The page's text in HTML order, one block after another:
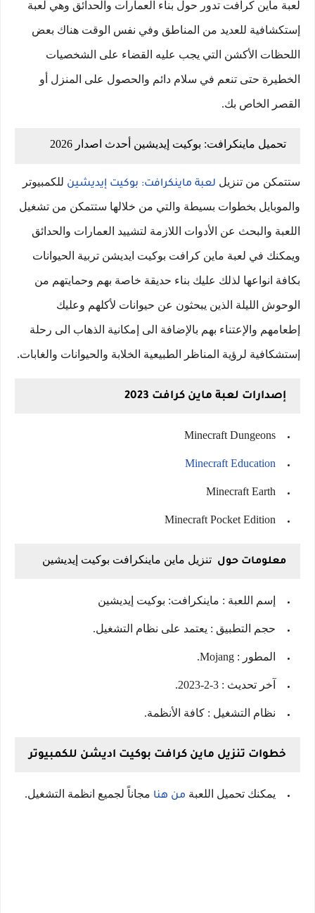
لعبة ماين كرافت تدور حول بناء العمارات والحدائق وهي لعبة
إستكشافية للعديد من المناطق وفي نفس الوقت هناك بعض
اللحظات الأكشن التي يجب عليه القضاء على الشخصيات
الخطيرة حتى تنعم في سلام دائم والحصول على المنزل أو
القصر الخاص بك.
تحميل ماينكرافت: بوكيت إيديشين أحدث اصدار 2026
ستتمكن من تنزيل لعبة ماينكرافت: بوكيت إيديشين للكمبيوتر
والموبايل بخطوات بسيطة والتي من خلالها ستتمكن من تشغيل
اللعبة والبحث عن الأدوات اللازمة لتشييد العمارات والحدائق
ويمكنك في لعبة ماين كرافت بوكيت ايديشن تربية الحيوانات
بكافة انواعها لذلك عليك بناء حديقة خاصة بهم وحمايتهم من
الوحوش الليلة الذين يبحثون عن حيوانات لأكلهم وعليك
إطعامهم والإعتناء بهم بالإضافة الى إمكانية الذهاب الى رحلة
إستشكافية لرؤية المناظر الطبيعية الخلابة والحيوانات والغابات.
إصدارات لعبة ماين كرافت 2023
Minecraft Dungeons
Minecraft Education
Minecraft Earth
Minecraft Pocket Edition
معلومات حول تنزيل ماين ماينكرافت بوكيت إيديشين
إسم اللعبة : ماينكرافت: بوكيت إيديشين
حجم التطبيق : يعتمد على نظام التشغيل.
المطور : Mojang.
آخر تحديث : 3-2-2023.
نظام التشغيل : كافة الأنظمة.
خطوات تنزيل ماين كرافت بوكيت اديشن للكمبيوتر
يمكنك تحميل اللعبة من هنا مجاناً لجميع انظمة التشغيل.